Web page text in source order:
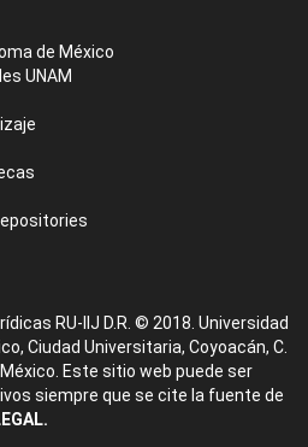
de México
UNAM
RU-IIJ D.R. © 2018. Universidad
Ciudad Universitaria, Coyoacán, C.
México. Este sitio web puede ser
siempre que se cite la fuente de